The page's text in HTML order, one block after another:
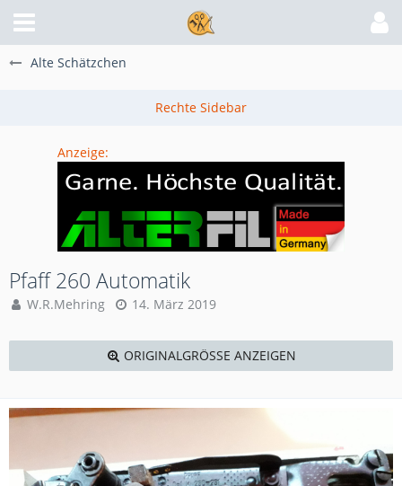
Alte Schätzchen
Anzeige:
Pfaff 260 Automatik
W.R.Mehring 14. März 2019
ORIGINALGRÖSSE ANZEIGEN